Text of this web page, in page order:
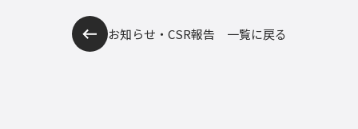
お知らせ・CSR報告 一覧に戻る